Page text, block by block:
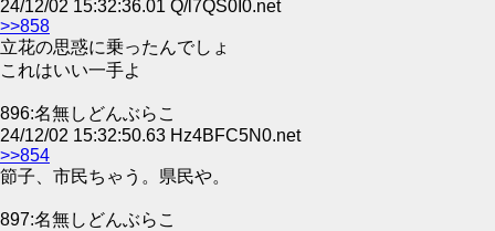
24/12/02 15:32:36.01 Q/l7QS0I0.net
>>858
立花の思惑に乗ったんでしょ
これはいい一手よ
896:名無しどんぶらこ
24/12/02 15:32:50.63 Hz4BFC5N0.net
>>854
節子、市民ちゃう。県民や。
897:名無しどんぶらこ